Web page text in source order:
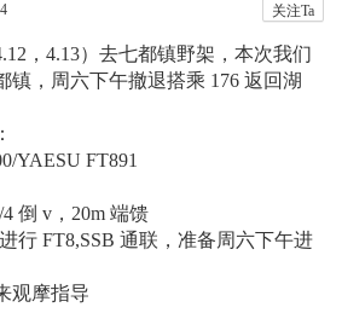
关注Ta
，4.13）去七都镇野架，本次我们
镇，周六下午撤退搭乘 176 返回湖
YAESU FT891
4 倒 v，20m 端馈
行 FT8,SSB 通联，准备周六下午进
观摩指导